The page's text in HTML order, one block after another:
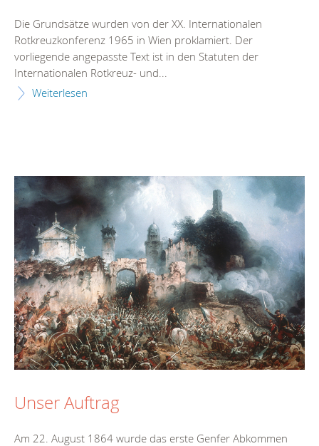
Die Grundsätze wurden von der XX. Internationalen
Rotkreuzkonferenz 1965 in Wien proklamiert. Der
vorliegende angepasste Text ist in den Statuten der
Internationalen Rotkreuz- und...
Weiterlesen
Unser Auftrag
Am 22. August 1864 wurde das erste Genfer Abkommen